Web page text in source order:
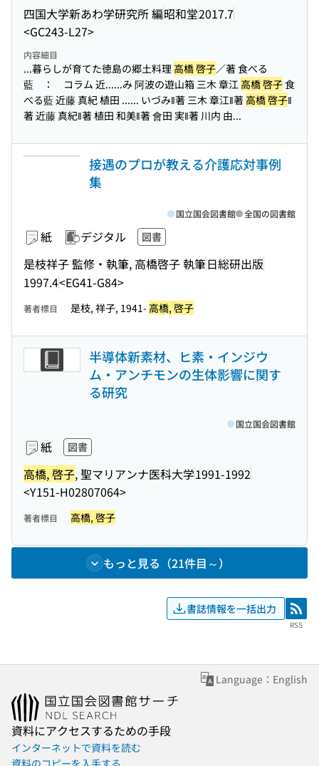
四国大学新あわ学研究所 編昭和堂2017.7
<GC243-L27>
内容細目
...暮らしが育てた徳島の郷土料理 高橋 啓子／著 食べる
藍 ： コラム 近......み 阿波の遊山箱 三木 章江 高橋 啓子食
べる藍 近藤 真紀 植田 ...... いづみ‖著 三木 章江‖著 高橋 啓子‖
著 近藤 真紀‖著 植田 和美‖著 會田 実‖著 川内 由...
接遇のプロが教える介護応対事例
集
紙 デジタル 図書
是枝祥子 監修・執筆, 高橋啓子 執筆日総研出版
1997.4<EG41-G84>
国立国会図書館 全国の図書館
著者標目 是枝, 祥子, 1941- 高橋, 啓子
半導体新素材、ヒ素・インジウ
ム・アンチモンの生体影響に関す
る研究
紙 図書
高橋, 啓子, 聖マリアンナ医科大学1991-1992
<Y151-H02807064>
国立国会図書館
著者標目 高橋, 啓子
もっと見る（21件目～）
書誌情報を一括出力 RSS
RSS
Language：English
資料にアクセスするための手段
インターネットで資料を読む
資料のコピーを入手する